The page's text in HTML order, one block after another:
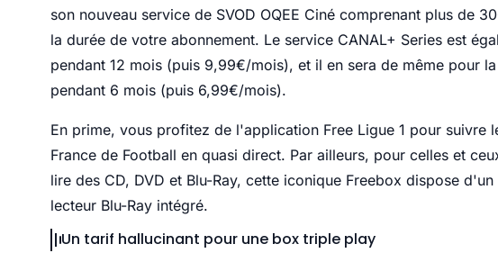
son nouveau service de SVOD OQEE Ciné comprenant plus de
la durée de votre abonnement. Le service CANAL+ Series est
pendant 12 mois (puis 9,99€/mois), et il en sera de même pour
pendant 6 mois (puis 6,99€/mois).
En prime, vous profitez de l'application Free Ligue 1 pour suivre
France de Football en quasi direct. Par ailleurs, pour celles et
lire des CD, DVD et Blu-Ray, cette iconique Freebox dispose
lecteur Blu-Ray intégré.
Un tarif hallucinant pour une box triple play